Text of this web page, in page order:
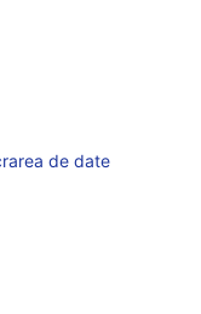
de date